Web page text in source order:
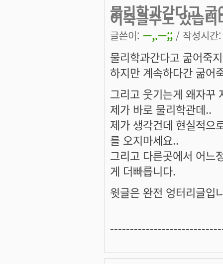
물리학과간다고
어죽을수도 있습니
글쓴이: ㅡ,.ㅡ;; / 작성시
물리학과간다고 굶어죽
하지만 계속하다간 굶어
그리고 웃기는게 왜자꾸
제가 바로 물리학관데..
제가 생각건데 현실적으
를 오지마세요..
그리고 다른곳에서 어느
게 더빠릅니다.
윗글은 완전 엉터리글입